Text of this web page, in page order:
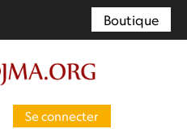
Boutique
Se connecter